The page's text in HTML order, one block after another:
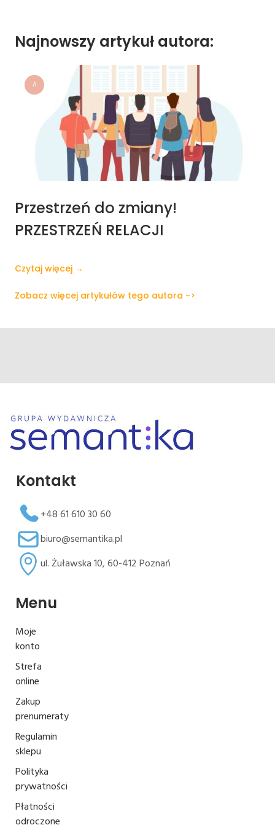
Najnowszy artykuł autora:
A
Przestrzeń do zmiany!
PRZESTRZEŃ RELACJI
Czytaj więcej →
Zobacz więcej artykułów tego autora ->
Kontakt
+48 61 610 30 60
biuro@semantika.pl
ul. Żuławska 10, 60-412 Poznań
Menu
Moje
konto
Strefa
online
Zakup
prenumeraty
Regulamin
sklepu
Polityka
prywatności
Płatności